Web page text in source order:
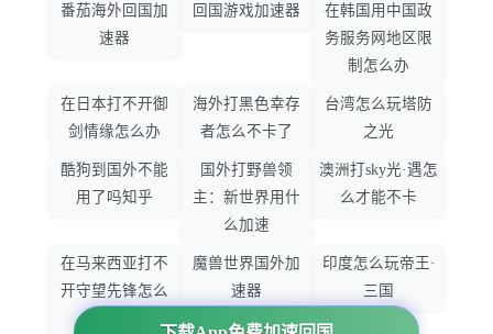
番茄海外回国加
速器
回国游戏加速器
在韩国用中国政
务服务网地区限
制怎么办
在日本打不开御
剑情缘怎么办
海外打黑色幸存
者怎么不卡了
台湾怎么玩塔防
之光
酷狗到国外不能
用了吗知乎
国外打野兽领
主：新世界用什
么加速
澳洲打sky光·遇怎
么才能不卡
在马来西亚打不
开守望先锋怎么
魔兽世界国外加
速器
印度怎么玩帝王·
三国